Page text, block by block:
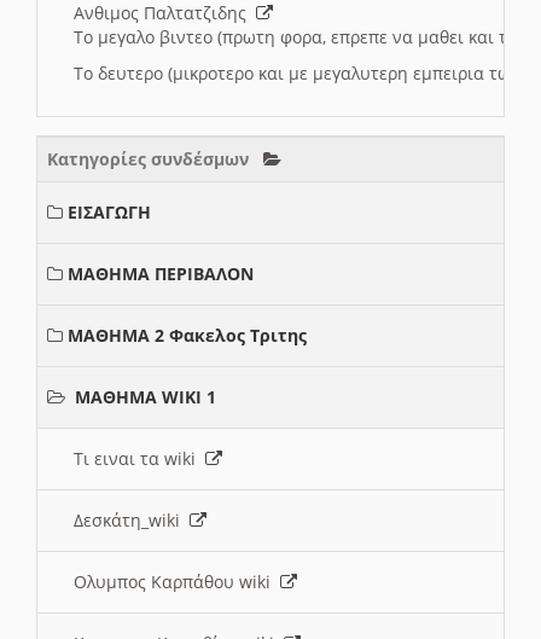
Ανθιμος Παλτατζιδης
Το μεγαλο βιντεο (πρωτη φορα, επρεπε να μαθει και το
Το δευτερο (μικροτερο και με μεγαλυτερη εμπειρια
Κατηγορίες συνδέσμων
ΕΙΣΑΓΩΓΗ
ΜΑΘΗΜΑ ΠΕΡΙΒΑΛΟΝ
ΜΑΘΗΜΑ 2 Φακελος Τριτης
ΜΑΘΗΜΑ WIKI 1
Τι ειναι τα wiki
Δεσκάτη_wiki
Ολυμπος Καρπάθου wiki